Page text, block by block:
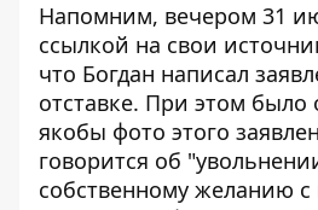
Напомним, вечером 31
ссылкой на свои
что Богдан написал
отставке. При этом было
якобы фото этого
говорится об
собственному желанию